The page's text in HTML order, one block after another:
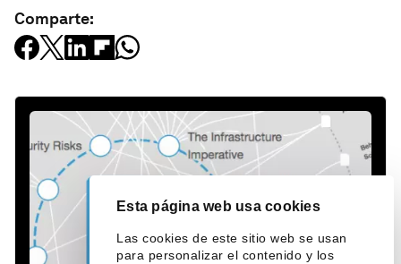
Esta página web usa cookies
Las cookies de este sitio web se usan
para personalizar el contenido y los
Comparte: